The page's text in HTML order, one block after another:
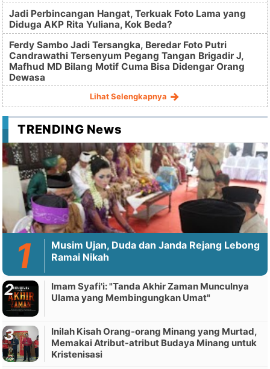
Jadi Perbincangan Hangat, Terkuak Foto Lama yang
Diduga AKP Rita Yuliana, Kok Beda?
Ferdy Sambo Jadi Tersangka, Beredar Foto Putri
Candrawathi Tersenyum Pegang Tangan Brigadir J,
Mafhud MD Bilang Motif Cuma Bisa Didengar Orang
Dewasa
Lihat Selengkapnya
TRENDING News
Musim Ujan, Duda dan Janda Rejang Lebong
Ramai Nikah
Imam Syafi'i: "Tanda Akhir Zaman Munculnya
Ulama yang Membingungkan Umat"
Inilah Kisah Orang-orang Minang yang Murtad,
Memakai Atribut-atribut Budaya Minang untuk
Kristenisasi